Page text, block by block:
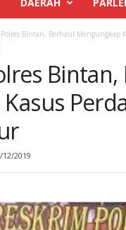
Bintan, Berhasil Mengungkap
Bintan,
12/2019